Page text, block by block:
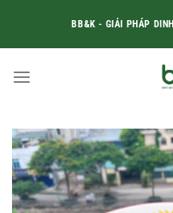
content
BB&K - GIẢI PHÁP